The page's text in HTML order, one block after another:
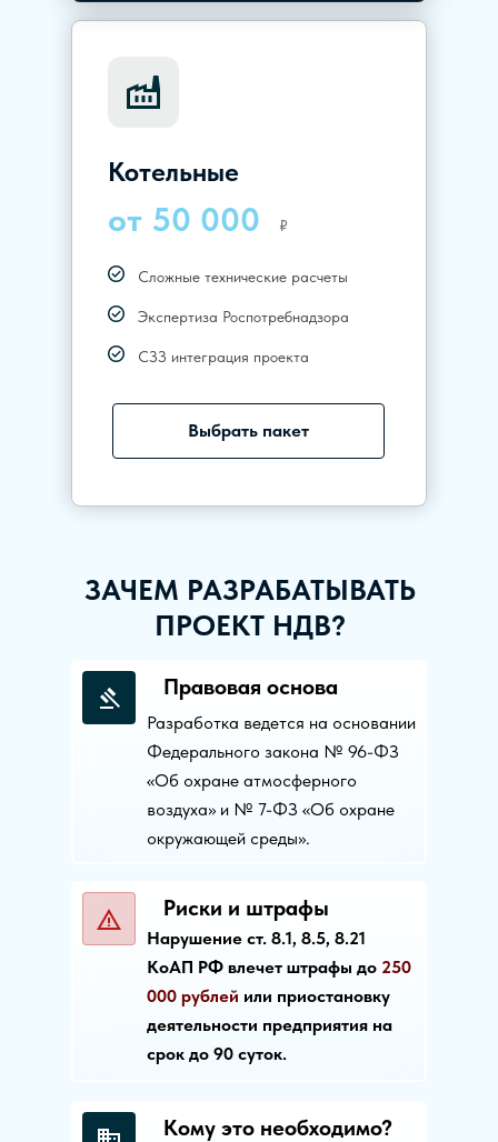
Котельные
от 50 000 ₽
Сложные технические расчеты
Экспертиза Роспотребнадзора
СЗЗ интеграция проекта
Выбрать пакет
Правовая основа
Разработка ведется на основании
Федерального закона № 96-ФЗ
«Об охране атмосферного
воздуха» и № 7-ФЗ «Об охране
окружающей среды».
Риски и штрафы
Нарушение ст. 8.1, 8.5, 8.21
КоАП РФ влечет штрафы до 250
000 рублей или приостановку
деятельности предприятия на
срок до 90 суток.
Кому это необходимо?
ЗАЧЕМ РАЗРАБАТЫВАТЬ
ПРОЕКТ НДВ?